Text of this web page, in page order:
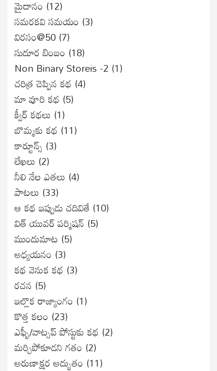
మైదానం (12)
సమరకవి సమయం (3)
విరసం@50 (7)
సుదూర బింబం (18)
Non Binary Storeis -2 (1)
చరిత్ర చెప్పిన కథ (4)
మా వూరి కథ (5)
క్వీర్ కథలు (1)
బొమ్మకు కథ (11)
కార్టూన్స్ (3)
లేఖలు (2)
నీలి నేల ఎతలు (4)
పాటలు (33)
ఆ కథ ఇప్పుడు చదివితే (10)
విత్ యువర్ పర్మిషన్ (5)
ముందుమాట (5)
అధ్యయనం (3)
కథ వెనుక కథ (3)
రచన (5)
ఇల్లొక రాజ్యాంగం (1)
కొత్త కలం (23)
ఎఫ్బీ/వాట్సప్ పోస్టుకు కథ (2)
మర్చిపోకూడని గతం (2)
అరుణాక్షర అద్భుతం (11)